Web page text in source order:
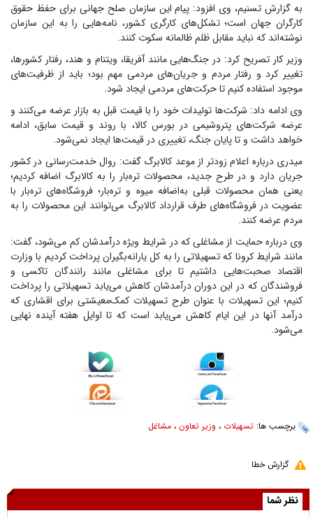
به گزارش تسنیم، وی افزود: پیام این سازمان صلح جهانی برای حفظ حقوق
کارگران جهان است؛ تشکل‌های کارگری کشور، نامه‌هایی را به این سازمان
نوشته‌اند که نباید مقابل ظلم ظالمانه سکوت کنند.
وزیر کار تصریح کرد: در جنگ‌هایی مانند آفریقا، ویتنام و هند، رفتار کشورها،
تغییر کرد و رفتار مردم و جریان‌های مردمی مهم بود؛ باید از ظرفیت‌های
موجود استفاده کنیم تا حرکت‌های مردمی ایجاد شود.
وی ادامه داد: شرکت‌ها تولیدات خود را با قیمت قبل به بازار عرضه می‌کنند و
عرضه شرکت‌های پتروشیمی در بورس کالا، با روند و قیمت سابق، ادامه
خواهد داشت و تا پایان جنگ، تغییری در قیمت‌ها ایجاد نمی‌شود.
میدری درباره اعلام زودتر از موعد کالابرگ گفت: روال خدمت‌رسانی در کشور
جریان دارد و در طرح جدید، محصولات تره‌بار را به کالابرگ اضافه کردیم؛
یعنی همان محصولات قبلی به‌اضافه میوه و تره‌بار؛ فروشگاه‌های تره‌بار با
عضویت در فروشگاه‌های طرف قرارداد کالابرگ می‌توانند این محصولات را به
مردم عرضه کنند.
وی درباره حمایت از مشاغلی که در شرایط ویژه درآمدشان کم می‌شود، گفت:
مانند شرایط کرونا که تسهیلاتی را به کل یارانه‌بگیران پرداخت کردیم با وزارت
اقتصاد صحبت‌هایی داشتیم تا برای مشاغلی مانند رانندگان تاکسی و
فروشندگان که در این دوران درآمدشان کاهش می‌یابد تسهیلاتی را پرداخت
کنیم؛ این تسهیلات با عنوان طرح تسهیلات کمک‌معیشتی برای اقشاری که
درآمد آنها در این ایام کاهش می‌یابد است که تا اوایل هفته آینده نهایی
می‌شود.
برچسب ها: تسهیلات ، وزیر تعاون ، مشاغل
گزارش خطا
نظر شما